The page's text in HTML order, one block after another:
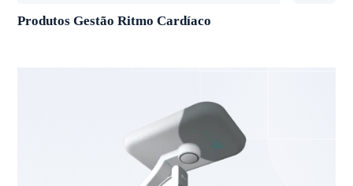
Produtos Gestão Ritmo Cardíaco